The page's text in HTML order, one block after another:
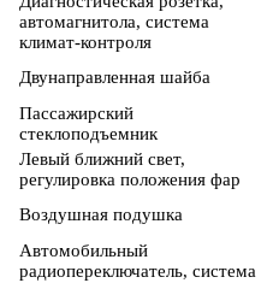
автомагнитола, система
климат-контроля
Двунаправленная шайба
Пассажирский
стеклоподъемник
Левый ближний свет,
регулировка положения фар
Воздушная подушка
Автомобильный
радиопереключатель, система